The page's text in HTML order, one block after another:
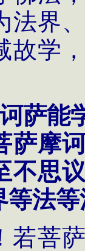
法界
故学
萨能
萨摩
不思
等法
若菩